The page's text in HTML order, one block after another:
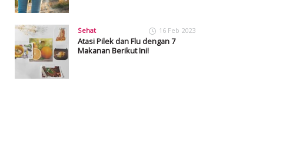
Sehat 16 Feb 2023
Atasi Pilek dan Flu dengan 7
Makanan Berikut Ini!